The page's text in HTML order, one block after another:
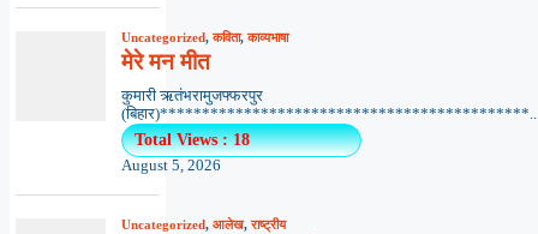
Uncategorized,कविता,काव्यभाषा
मेरे मन मीत
कुमारी ऋतंभरामुजफ्फरपुर
Total Views : 18
August 5, 2026
Uncategorized, आलेख,राष्ट्रीय